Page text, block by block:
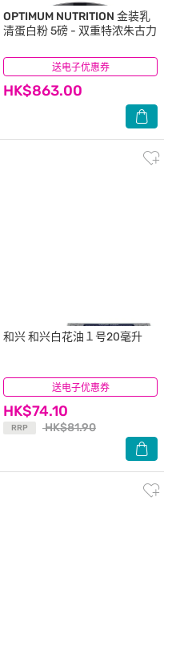
送电子优惠券
OPTIMUM NUTRITION 金装乳
清蛋白粉 5磅 - 双重特浓朱古力
HK$863.00
(184)
送电子优惠券
和兴和兴白花油１号20毫升
HK$74.10
RRP HK$81.90
(34)